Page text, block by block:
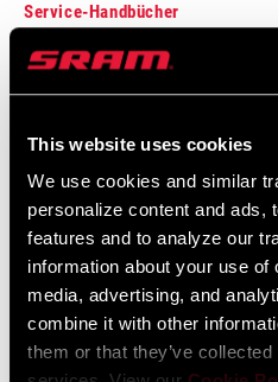
This website uses cookies
We use cookies and similar
personalize content and ads,
features and to analyze our
information about your use
media, advertising, and
combine it with other
them or that they’ve
KABELZUGVERHÄLTNIS
KÄFIG (RD)
MAX. ZÄHNEZAHL
Service-Handbücher
Component Serial Number Locator
10 MB
SRAM Gewährleistung
SRAM und Zipp Gewährleistung
604kb